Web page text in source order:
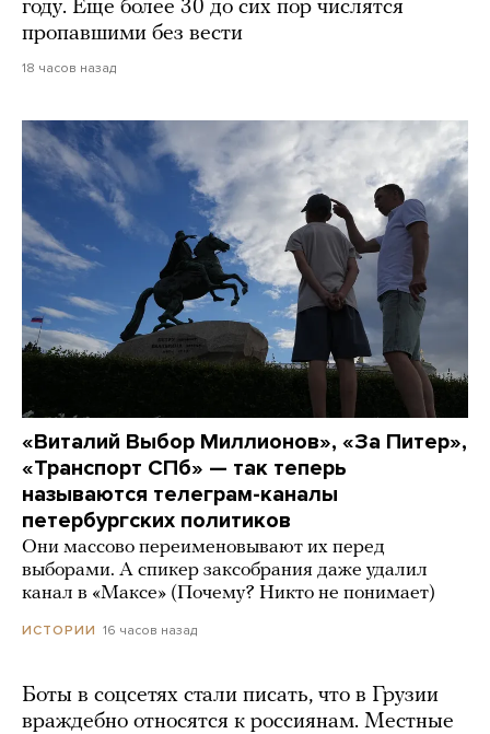
году. Еще более 30 до сих пор числятся
пропавшими без вести
18 часов назад
«Виталий Выбор Миллионов», «За Питер»,
«Транспорт СПб» — так теперь
называются телеграм-каналы
петербургских политиков
Они массово переименовывают их перед
выборами. А спикер заксобрания даже удалил
канал в «Максе» (Почему? Никто не понимает)
ИСТОРИИ 16 часов назад
Боты в соцсетях стали писать, что в Грузии
враждебно относятся к россиянам. Местные